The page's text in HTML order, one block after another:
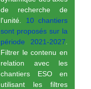
de recherche de
l'unité. 10 chantiers
sont proposés sur la
période 2021-2027
Filtrer le contenu en
relation avec les
chantiers ESO en
utilisant les filtres